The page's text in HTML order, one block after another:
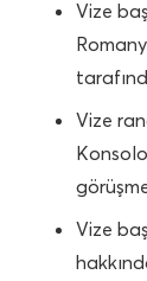
Vize
Vize
Vize